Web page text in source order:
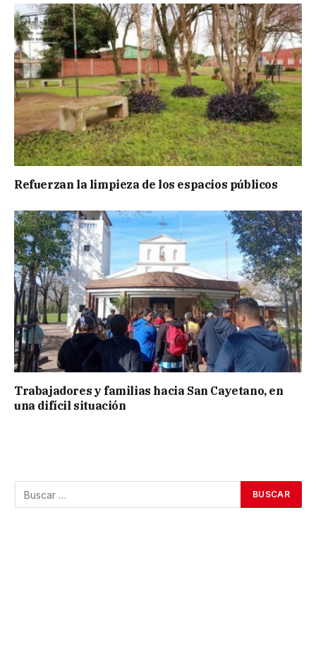
Refuerzan la limpieza de los espacios públicos
Trabajadores y familias hacia San Cayetano, en
una difícil situación